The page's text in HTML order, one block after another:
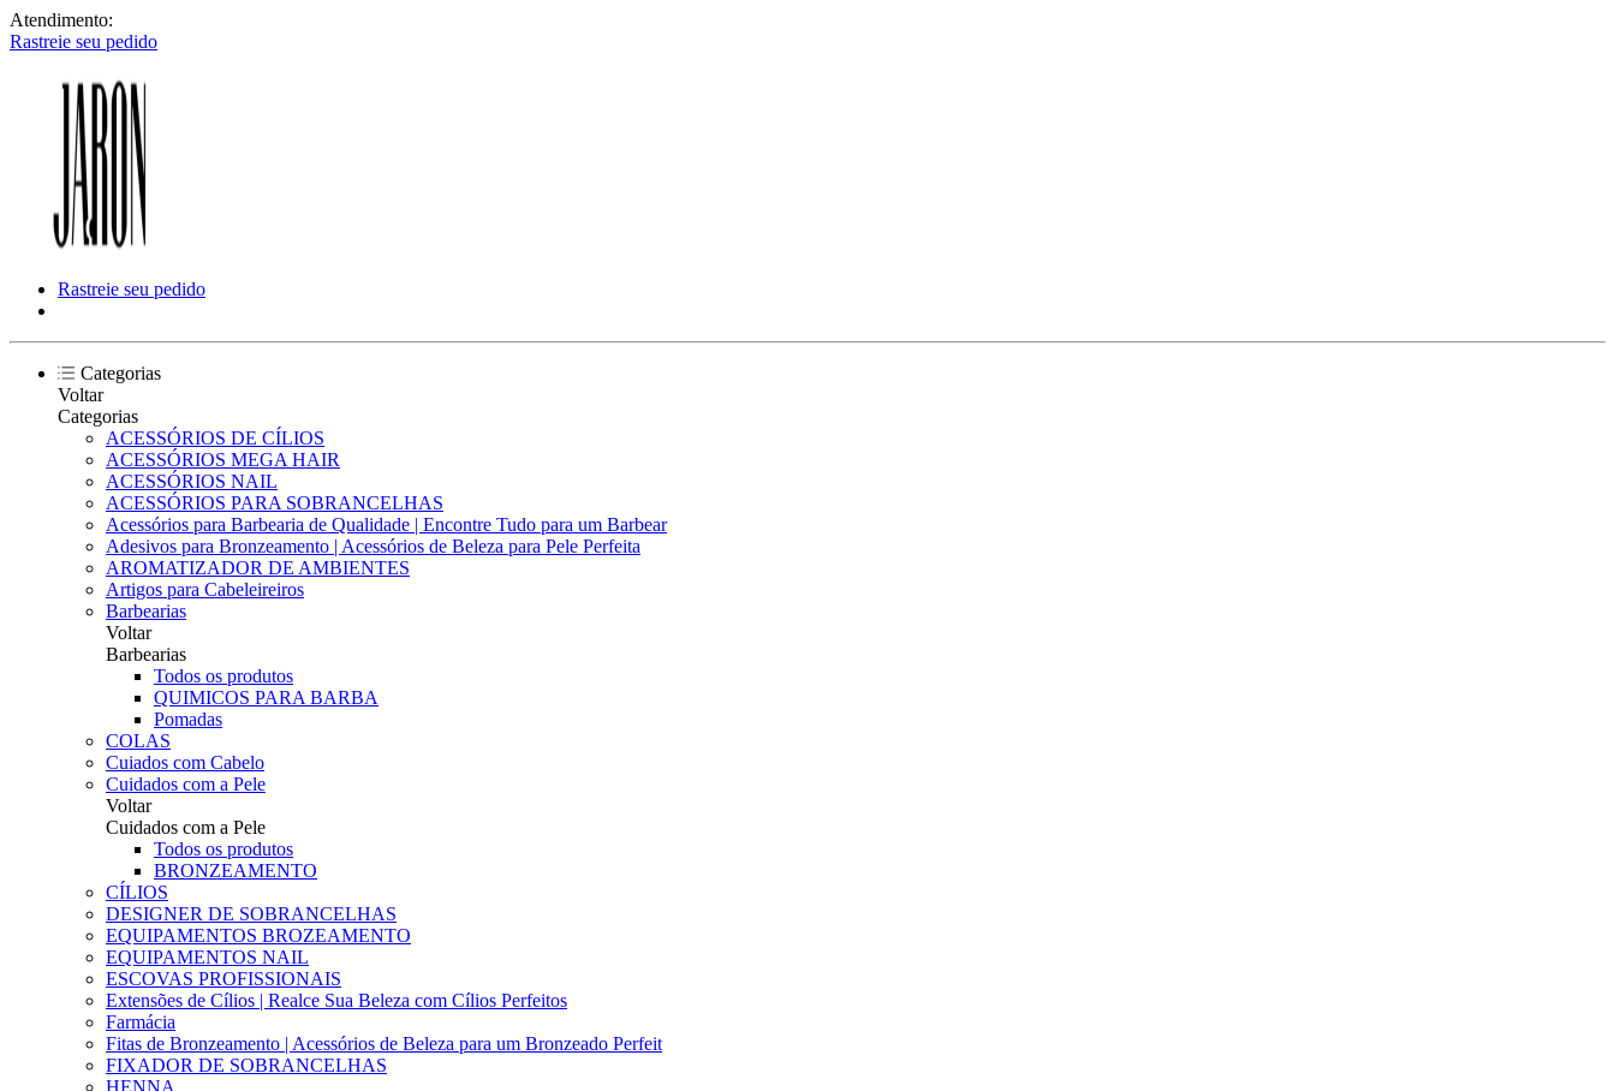
Atendimento:
Rastreie seu pedido
Rastreie seu pedido
Categorias
Voltar
Categorias
ACESSÓRIOS DE CÍLIOS
ACESSÓRIOS MEGA HAIR
ACESSÓRIOS NAIL
ACESSÓRIOS PARA SOBRANCELHAS
Acessórios para Barbearia de Qualidade | Encontre Tudo para um Barbear
Adesivos para Bronzeamento | Acessórios de Beleza para Pele Perfeita
AROMATIZADOR DE AMBIENTES
Artigos para Cabeleireiros
Barbearias
Voltar
Barbearias
Todos os produtos
QUIMICOS PARA BARBA
Pomadas
COLAS
Cuiados com Cabelo
Cuidados com a Pele
Voltar
Cuidados com a Pele
Todos os produtos
BRONZEAMENTO
CÍLIOS
DESIGNER DE SOBRANCELHAS
EQUIPAMENTOS BROZEAMENTO
EQUIPAMENTOS NAIL
ESCOVAS PROFISSIONAIS
Extensões de Cílios | Realce Sua Beleza com Cílios Perfeitos
Farmácia
Fitas de Bronzeamento | Acessórios de Beleza para um Bronzeado Perfeit
FIXADOR DE SOBRANCELHAS
HENNA